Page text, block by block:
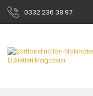
0332 236 38 97